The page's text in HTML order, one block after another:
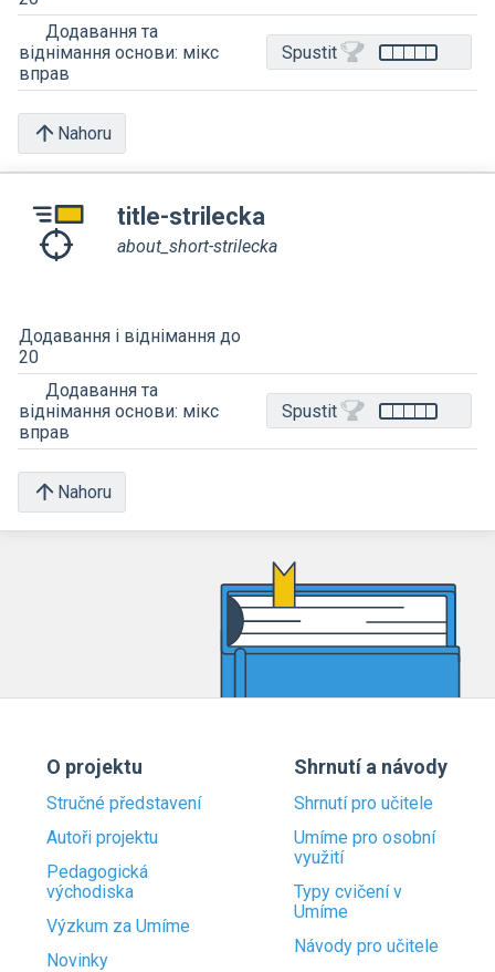
Додавання та
віднімання основи: мікс
вправ
Spustit
Nahoru
title-strilecka
about_short-strilecka
Додавання і віднімання до
20
Додавання та
віднімання основи: мікс
вправ
Spustit
Nahoru
O projektu
Stručné představení
Autoři projektu
Pedagogická
východiska
Výzkum za Umíme
Novinky
Shrnutí a návody
Shrnutí pro učitele
Umíme pro osobní
využití
Typy cvičení v
Umíme
Návody pro učitele